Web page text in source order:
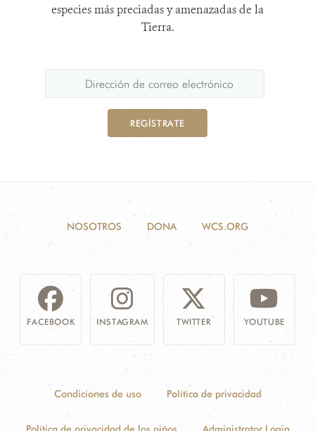
especies más preciadas y amenazadas de la
Tierra.
REGÍSTRATE
NOSOTROS DONA WCS.ORG
FACEBOOK INSTAGRAM TWITTER YOUTUBE
Condiciones de uso Política de privacidad
Política de privacidad de los niños Administrator Login